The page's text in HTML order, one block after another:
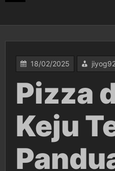
18/02/2025
Pizza
Keju